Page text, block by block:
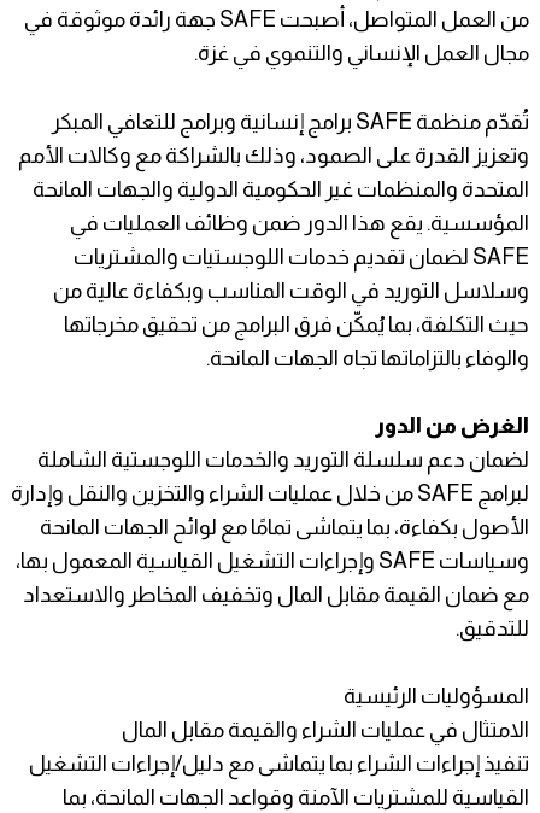
من العمل المتواصل، أصبحت SAFE جهة رائدة موثوقة في
مجال العمل الإنساني والتنموي في غزة.
تُقدّم منظمة SAFE برامج إنسانية وبرامج للتعافي المبكر
وتعزيز القدرة على الصمود، وذلك بالشراكة مع وكالات الأمم
المتحدة والمنظمات غير الحكومية الدولية والجهات المانحة
المؤسسية. يقع هذا الدور ضمن وظائف العمليات في
SAFE لضمان تقديم خدمات اللوجستيات والمشتريات
وسلاسل التوريد في الوقت المناسب وبكفاءة عالية من
حيث التكلفة، بما يُمكّن فرق البرامج من تحقيق مخرجاتها
والوفاء بالتزاماتها تجاه الجهات المانحة.
الغرض من الدور
لضمان دعم سلسلة التوريد والخدمات اللوجستية الشاملة
لبرامج SAFE من خلال عمليات الشراء والتخزين والنقل وإدارة
الأصول بكفاءة، بما يتماشى تمامًا مع لوائح الجهات المانحة
وسياسات SAFE وإجراءات التشغيل القياسية المعمول بها،
مع ضمان القيمة مقابل المال وتخفيف المخاطر والاستعداد
للتدقيق.
المسؤوليات الرئيسية
الامتثال في عمليات الشراء والقيمة مقابل المال
تنفيذ إجراءات الشراء بما يتماشى مع دليل/إجراءات التشغيل
القياسية للمشتريات الآمنة وقواعد الجهات المانحة، بما